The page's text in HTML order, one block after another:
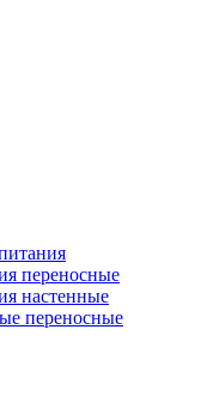
переносные
настенные
переносные